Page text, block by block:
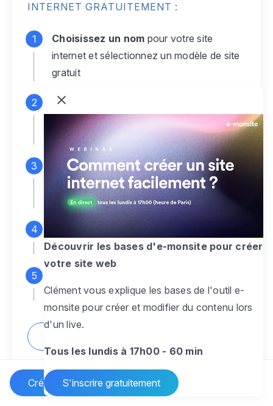
Créer un site Internet
INTERNET GRATUITEMENT :
Choisissez un nom pour votre site
internet et sélectionnez un modèle de site
gratuit
Connectez-vous
monsite gratuit pour accéder à votre
espace d'administration
Personnalisez entièrement le
designpour créer un site web sur-mesure,
à votre image
Ajoutez des pagessans limite pour
présenter votre activité, votre passion
pour rendre votre site dynamique
Découvrir les bases d'e-monsite pour créer
votre site web
Clément vous explique les bases de l'outil e-
monsite pour créer et modifier du contenu lors
d'un live.
Tous les lundis à 17h00 - 60 min
S'inscrire gratuitement